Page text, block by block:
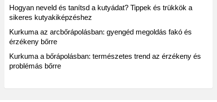
Hogyan neveld és tanítsd a kutyádat? Tippek és trükkök a
sikeres kutyakiképzéshez
Kurkuma az arcbőrápolásban: gyengéd megoldás fakó és
érzékeny bőrre
Kurkuma a bőrápolásban: természetes trend az érzékeny és
problémás bőrre